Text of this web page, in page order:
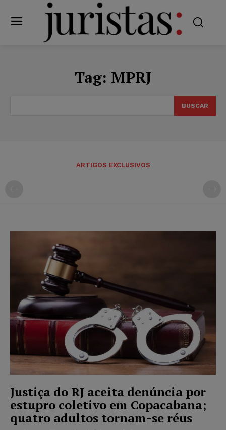
Tag: MPRJ
BUSCAR
ARTIGOS EXCLUSIVOS
Justiça do RJ aceita denúncia por
estupro coletivo em Copacabana;
quatro adultos tornam-se réus